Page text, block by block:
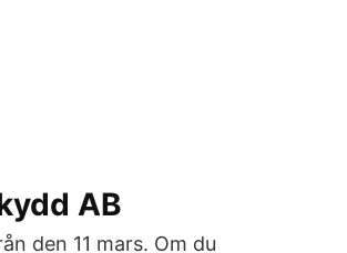
AB
den 11 mars. Om du